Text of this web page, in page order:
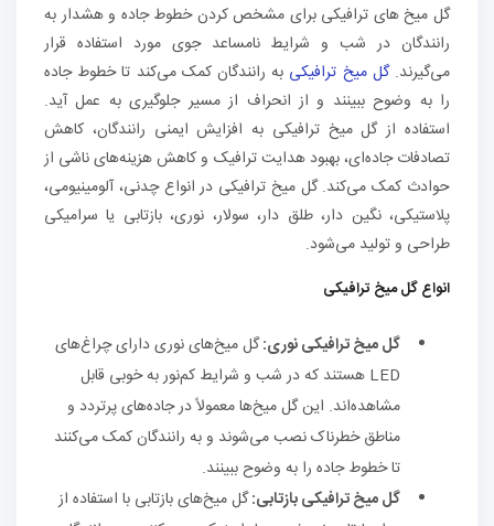
گل میخ های ترافیکی برای مشخص کردن خطوط جاده و هشدار به
رانندگان در شب و شرایط نامساعد جوی مورد استفاده قرار
می‌گیرند.گل میخ‌ ترافیکی به رانندگان کمک می‌کند تا خطوط جاده
را به وضوح ببینند و از انحراف از مسیر جلوگیری به عمل آید.
استفاده از گل میخ ترافیکی به افزایش ایمنی رانندگان، کاهش
تصادفات جاده‌ای، بهبود هدایت ترافیک و کاهش هزینه‌های ناشی از
حوادث کمک می‌کند. گل میخ‌ ترافیکی در انواع چدنی، آلومینیومی،
پلاستیکی، نگین دار، طلق دار، سولار، نوری، بازتابی یا سرامیکی
طراحی و تولید می‌شود.
انواع گل میخ ترافیکی
گل میخ‌ ترافیکی نوری:گل میخ‌های نوری دارای چراغ‌های
LED هستند که در شب و شرایط کم‌نور به خوبی قابل
مشاهده‌اند. این گل میخ‌ها معمولاً در جاده‌های پرتردد و
مناطق خطرناک نصب می‌شوند و به رانندگان کمک می‌کنند
تا خطوط جاده را به وضوح ببینند.
گل میخ‌ ترافیکی بازتابی:گل میخ‌های بازتابی با استفاده از